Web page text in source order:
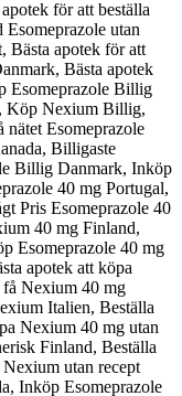
för att beställa
utan
Bästa apotek för att
Bästa apotek
Esomeprazole Billig
Köp Nexium Billig,
Esomeprazole
Billigaste
Billig Danmark, Inköp
40 mg Portugal,
Pris Esomeprazole 40
40 mg Finland,
Esomeprazole 40 mg
apotek att köpa
Nexium 40 mg
Italien, Beställa
Nexium 40 mg utan
Finland, Beställa
utan recept
Inköp Esomeprazole